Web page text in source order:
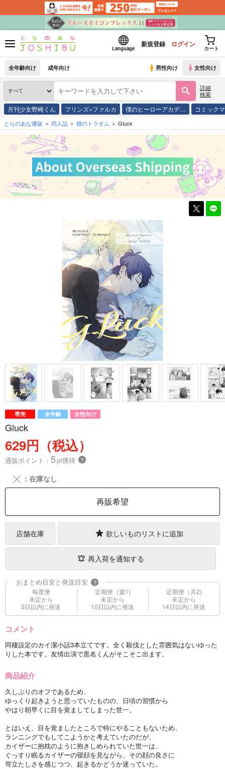
Language
新規登録 ログイン
カート
全年齢向け 成年向け 男性向け 女性向け
詳細
検索
月刊少女野崎くん フリンズ×ファルカ 僕のヒーローアカデ… コミック
とらのあな通販 同人誌 猫のトラオム Gluck
専売 全年齢 女性向け
Gluck
629円（税込）
通販ポイント： 5pt獲得 ？
╳ ：在庫なし
再販希望
店舗在庫 欲しいものリストに追加
再入荷を通知する
おまとめ目安と発送目安 ?
毎度便
未定から
5日以内に発送
定期便（週1)
未定から
10日以内に発送
定期便（月2)
未定から
14日以内に発送
コメント
同棲設定のカイ潔小話3本立てです。全く殺伐とした雰囲気はないゆった
りした本です。友情出演で黒名くんがそこそこ出ます。
商品紹介
久しぶりのオフであるため、
ゆっくり起きようと思っていたものの、日頃の習慣から
やはり朝早くに目を覚ましてしまった世一。
とはいえ、目を覚ましたところで特にやることもないため、
ランニングでもしてこようかと考えていたのだが、
カイザーに抱枕のように抱きしめられていた世一は、
ぐっすり眠るカイザーの寝顔を見ながら、その顔の良さに
苛立たしさを感じつつ、起きるかどうか迷っていた。